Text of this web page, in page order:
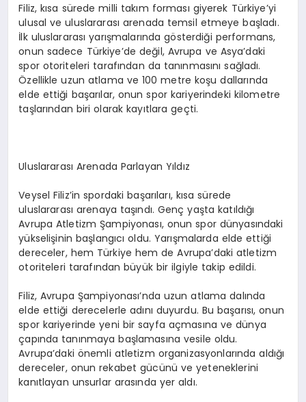
Filiz, kısa sürede milli takım forması giyerek Türkiye’yi
ulusal ve uluslararası arenada temsil etmeye başladı.
İlk uluslararası yarışmalarında gösterdiği performans,
onun sadece Türkiye’de değil, Avrupa ve Asya’daki
spor otoriteleri tarafından da tanınmasını sağladı.
Özellikle uzun atlama ve 100 metre koşu dallarında
elde ettiği başarılar, onun spor kariyerindeki kilometre
taşlarından biri olarak kayıtlara geçti.
Uluslararası Arenada Parlayan Yıldız
Veysel Filiz’in spordaki başarıları, kısa sürede
uluslararası arenaya taşındı. Genç yaşta katıldığı
Avrupa Atletizm Şampiyonası, onun spor dünyasındaki
yükselişinin başlangıcı oldu. Yarışmalarda elde ettiği
dereceler, hem Türkiye hem de Avrupa’daki atletizm
otoriteleri tarafından büyük bir ilgiyle takip edildi.
Filiz, Avrupa Şampiyonası’nda uzun atlama dalında
elde ettiği derecelerle adını duyurdu. Bu başarısı, onun
spor kariyerinde yeni bir sayfa açmasına ve dünya
çapında tanınmaya başlamasına vesile oldu.
Avrupa’daki önemli atletizm organizasyonlarında aldığı
dereceler, onun rekabet gücünü ve yeteneklerini
kanıtlayan unsurlar arasında yer aldı.